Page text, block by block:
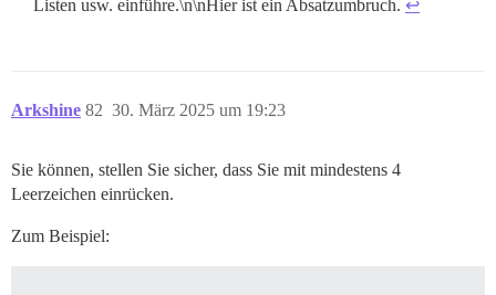
Listen usw. einführe.\n\nHier ist ein Absatzumbruch. ↩︎
Arkshine 30. März 2025 um 19:23
82
Sie können, stellen Sie sicher, dass Sie mit mindestens 4
Leerzeichen einrücken.
Zum Beispiel: